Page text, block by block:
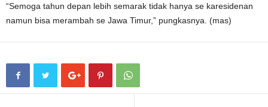
“Semoga tahun depan lebih semarak tidak hanya se karesidenan
namun bisa merambah se Jawa Timur,” pungkasnya. (mas)